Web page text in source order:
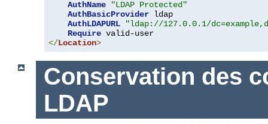
AuthName
"LDAP Protected"
AuthBasicProvider ldap
AuthLDAPURL
"ldap://127.0.0.1/
Require
</Location>
Conservation des
LDAP